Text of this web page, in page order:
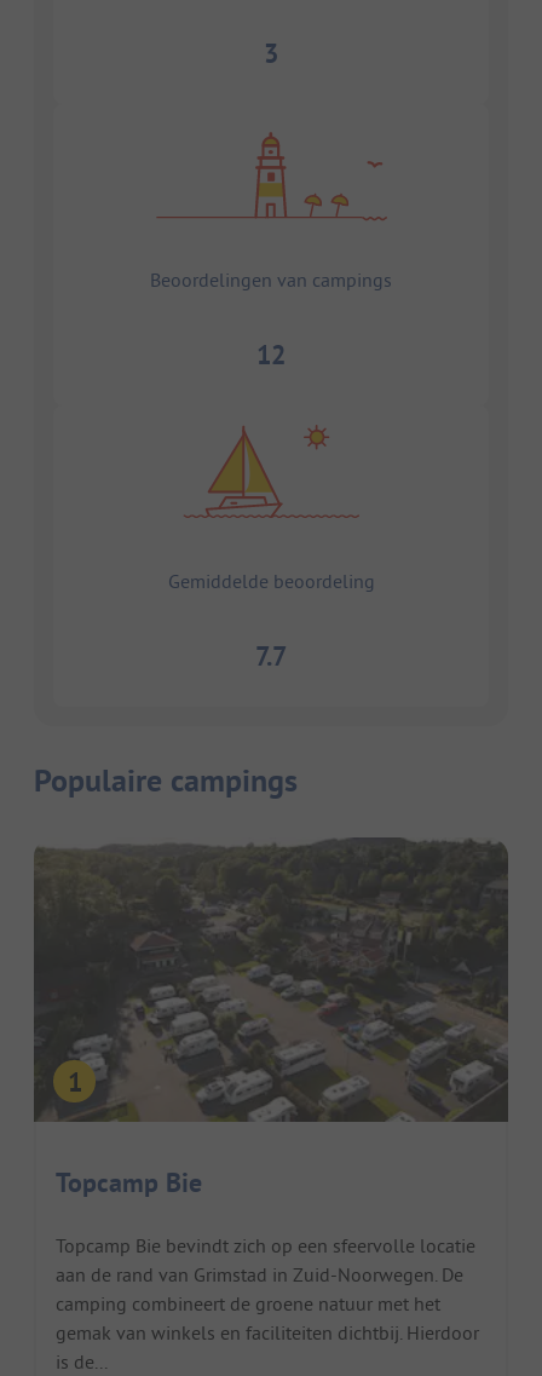
3
Beoordelingen van campings
12
Gemiddelde beoordeling
7.7
Populaire campings
Topcamp Bie
Topcamp Bie bevindt zich op een sfeervolle locatie
aan de rand van Grimstad in Zuid-Noorwegen. De
camping combineert de groene natuur met het
gemak van winkels en faciliteiten dichtbij. Hierdoor
is de...